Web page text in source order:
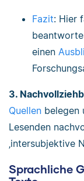
Fazit: Hier
einen
3.
Quellen belegen
Lesenden
‚intersubjektive
Sprachliche